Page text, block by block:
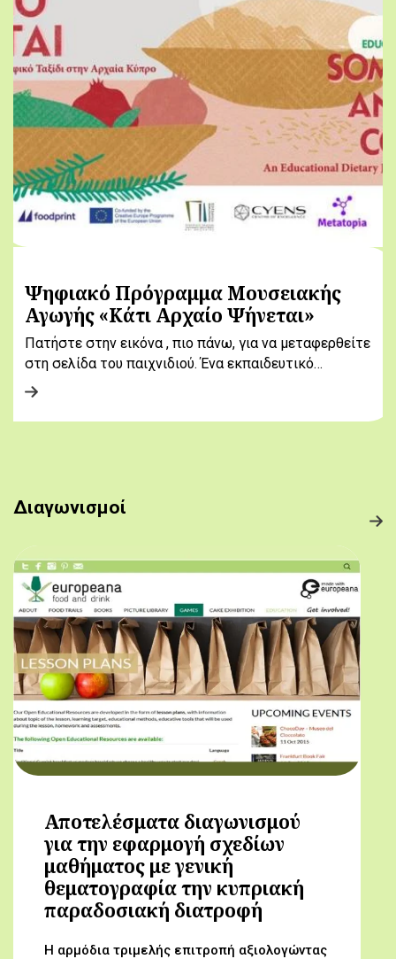
Ψηφιακό Πρόγραμμα Μουσειακής
Αγωγής «Κάτι Αρχαίο Ψήνεται»
Πατήστε στην εικόνα , πιο πάνω, για να μεταφερθείτε
στη σελίδα του παιχνιδιού. Ένα εκπαιδευτικό…
Διαγωνισμοί
Αποτελέσματα διαγωνισμού
για την εφαρμογή σχεδίων
μαθήματος με γενική
θεματογραφία την κυπριακή
παραδοσιακή διατροφή
Η αρμόδια τριμελής επιτροπή αξιολογώντας